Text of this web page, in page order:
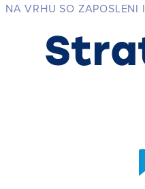
NA VRHU SO